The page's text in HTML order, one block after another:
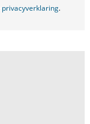
privacyverklaring.